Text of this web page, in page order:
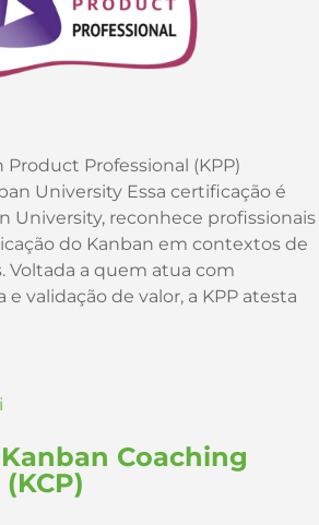
Professional (KPP)
University Essa certificação é
University, reconhece profissionais
do Kanban em contextos de
Voltada a quem atua com
validação de valor, a KPP atesta
Coaching